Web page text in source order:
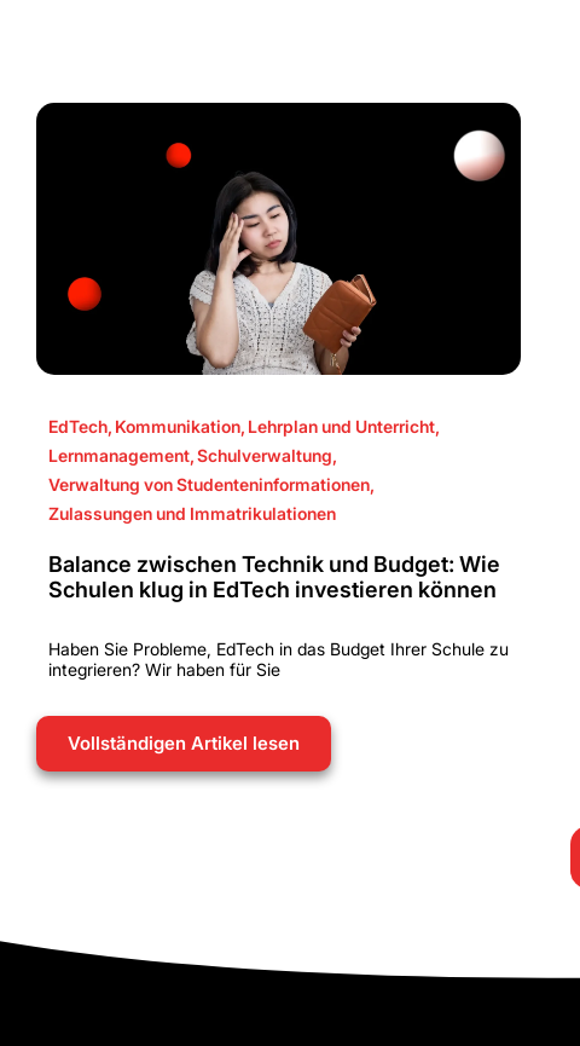
EdTech, Kommunikation, Lehrplan und Unterricht,
Lernmanagement,Schulverwaltung,
Verwaltung von Studenteninformationen,
Zulassungen und Immatrikulationen
Balance zwischen Technik und Budget: Wie
Schulen klug in EdTech investieren können
Haben Sie Probleme, EdTech in das Budget Ihrer Schule zu
integrieren? Wir haben für Sie
Vollständigen Artikel lesen